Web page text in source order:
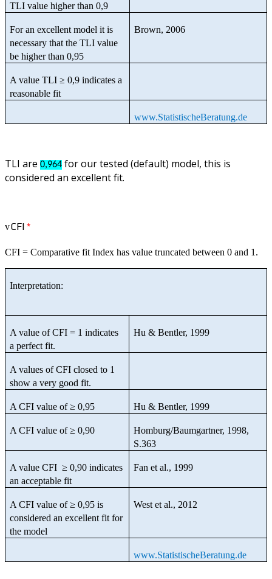
TLI value higher than 0,9
For an excellent model it is
necessary that the TLI value
be higher than 0,95
Brown, 2006
A value TLI ≥ 0,9 indicates a
reasonable fit
www.StatistischeBeratung.de
TLI are 0,964 for our tested (default) model, this is
considered an excellent fit.
vCFI *
CFI = Comparative fit Index has value truncated between 0 and 1.
Interpretation:
A value of CFI = 1 indicates
a perfect fit.
Hu & Bentler, 1999
A values of CFI closed to 1
show a very good fit.
A CFI value of ≥ 0,95 Hu & Bentler, 1999
A CFI value of ≥ 0,90
Homburg/Baumgartner, 1998,
S.363
A value CFI ≥ 0,90 indicates
an acceptable fit
Fan et al., 1999
A CFI value of ≥ 0,95 is
considered an excellent fit for
the model
West et al., 2012
www.StatistischeBeratung.de